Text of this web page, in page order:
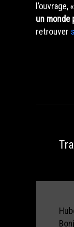
l’ouvrage, «
un monde
retrouver